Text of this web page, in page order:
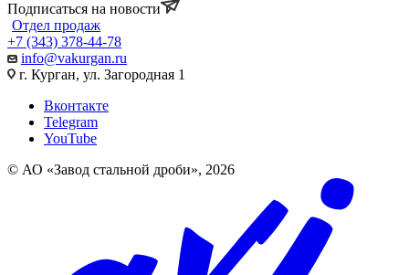
Подписаться на новости
Отдел продаж
+7 (343) 378-44-78
info@vakurgan.ru
г. Курган, ул. Загородная 1
Вконтакте
Telegram
YouTube
© АО «Завод стальной дроби», 2026